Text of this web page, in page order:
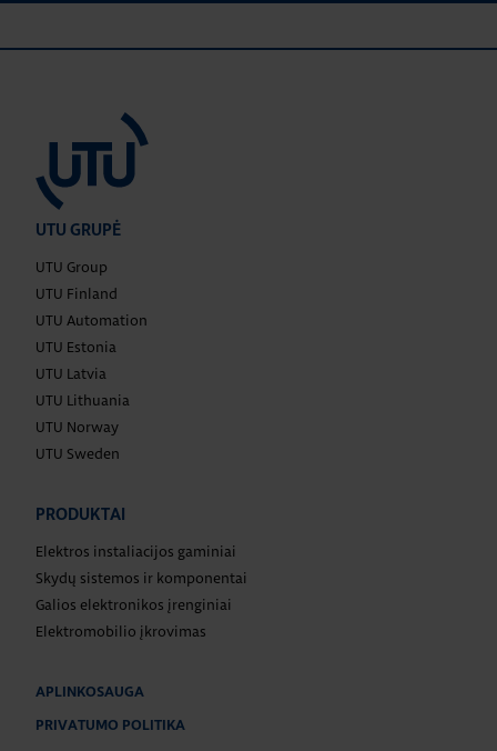
UTU GRUPĖ
UTU Group
UTU Finland
UTU Automation
UTU Estonia
UTU Latvia
UTU Lithuania
UTU Norway
UTU Sweden
PRODUKTAI
Elektros instaliacijos gaminiai
Skydų sistemos ir komponentai
Galios elektronikos įrenginiai
Elektromobilio įkrovimas
APLINKOSAUGA
PRIVATUMO POLITIKA